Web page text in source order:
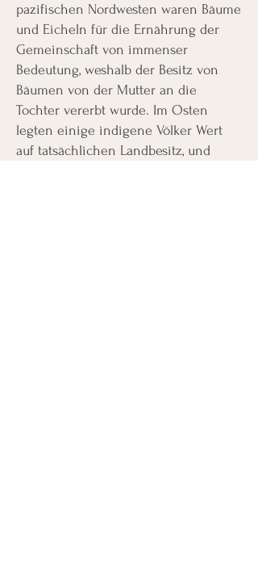
pazifischen Nordwesten waren Bäume
und Eicheln für die Ernährung der
Gemeinschaft von immenser
Bedeutung, weshalb der Besitz von
Bäumen von der Mutter an die
Tochter vererbt wurde. Im Osten
legten einige indigene Völker Wert
auf tatsächlichen Landbesitz, und